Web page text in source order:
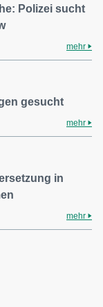
Polizei sucht
mehr
gesucht
mehr
in
mehr